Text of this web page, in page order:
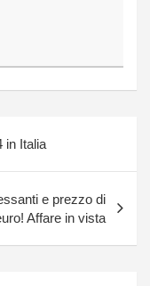
in Italia
e prezzo di
Affare in vista